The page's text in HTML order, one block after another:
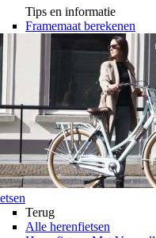
Tips en informatie
Framemaat berekenen
Terug
Alle herenfietsen